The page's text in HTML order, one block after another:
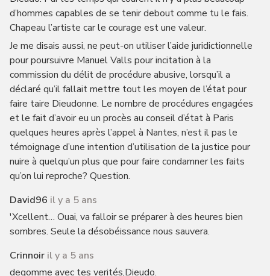
d’hommes capables de se tenir debout comme tu le fais.
Chapeau l’artiste car le courage est une valeur.
Je me disais aussi, ne peut-on utiliser l’aide juridictionnelle
pour poursuivre Manuel Valls pour incitation à la
commission du délit de procédure abusive, lorsqu’il a
déclaré qu’il fallait mettre tout les moyen de l’état pour
faire taire Dieudonne. Le nombre de procédures engagées
et le fait d’avoir eu un procès au conseil d’état à Paris
quelques heures après l’appel à Nantes, n’est il pas le
témoignage d’une intention d’utilisation de la justice pour
nuire à quelqu’un plus que pour faire condamner les faits
qu’on lui reproche? Question.
David96 il y a 5 ans
'Xcellent… Ouai, va falloir se préparer à des heures bien
sombres. Seule la désobéissance nous sauvera.
Crinnoir il y a 5 ans
degomme avec tes verités,Dieudo.